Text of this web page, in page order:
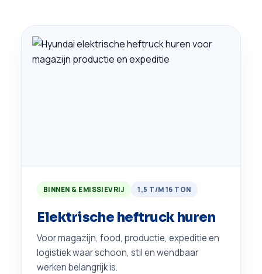
BINNEN & EMISSIEVRIJ 1,5 T/M 16 TON
Elektrische heftruck huren
Voor magazijn, food, productie, expeditie en
logistiek waar schoon, stil en wendbaar
werken belangrijk is.